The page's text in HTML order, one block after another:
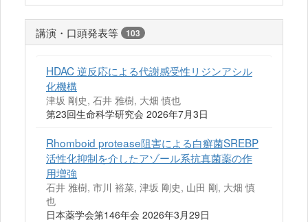
講演・口頭発表等 103
HDAC 逆反応による代謝感受性リジンアシル
化機構
津坂 剛史, 石井 雅樹, 大畑 慎也
第23回生命科学研究会 2026年7月3日
Rhomboid protease阻害による白癬菌SREBP
活性化抑制を介したアゾール系抗真菌薬の作
用増強
石井 雅樹, 市川 裕菜, 津坂 剛史, 山田 剛, 大畑 慎
也
日本薬学会第146年会 2026年3月29日